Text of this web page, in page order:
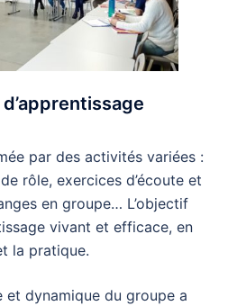
par des activités variées :
rôle, exercices d’écoute et
en groupe… L’objectif
vivant et efficace, en
la pratique.
et dynamique du groupe a